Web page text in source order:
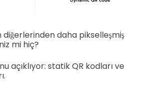
diğerlerinden daha pikselleşmiş
mi hiç?
açıklıyor: statik QR kodları ve